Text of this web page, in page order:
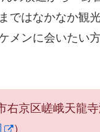
ではなかなか観
メンに会いたい
右京区嵯峨天龍
）